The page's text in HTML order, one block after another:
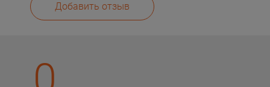
Добавить отзыв